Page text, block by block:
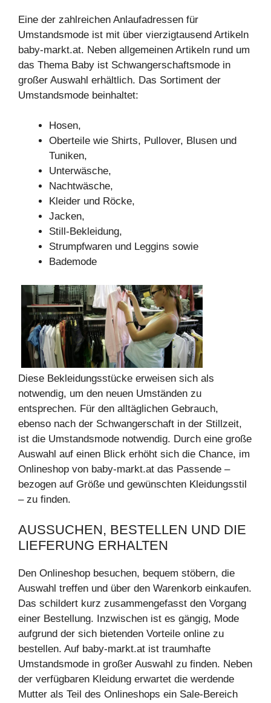
Eine der zahlreichen Anlaufadressen für
Umstandsmode ist mit über vierzigtausend Artikeln
baby-markt.at. Neben allgemeinen Artikeln rund um
das Thema Baby ist Schwangerschaftsmode in
großer Auswahl erhältlich. Das Sortiment der
Umstandsmode beinhaltet:
Hosen,
Oberteile wie Shirts, Pullover, Blusen und
Tuniken,
Unterwäsche,
Nachtwäsche,
Kleider und Röcke,
Jacken,
Still-Bekleidung,
Strumpfwaren und Leggins sowie
Bademode
Diese Bekleidungsstücke erweisen sich als
notwendig, um den neuen Umständen zu
entsprechen. Für den alltäglichen Gebrauch,
ebenso nach der Schwangerschaft in der Stillzeit,
ist die Umstandsmode notwendig. Durch eine große
Auswahl auf einen Blick erhöht sich die Chance, im
Onlineshop von baby-markt.at das Passende –
bezogen auf Größe und gewünschten Kleidungsstil
– zu finden.
AUSSUCHEN, BESTELLEN UND DIE
LIEFERUNG ERHALTEN
Den Onlineshop besuchen, bequem stöbern, die
Auswahl treffen und über den Warenkorb einkaufen.
Das schildert kurz zusammengefasst den Vorgang
einer Bestellung. Inzwischen ist es gängig, Mode
aufgrund der sich bietenden Vorteile online zu
bestellen. Auf baby-markt.at ist traumhafte
Umstandsmode in großer Auswahl zu finden. Neben
der verfügbaren Kleidung erwartet die werdende
Mutter als Teil des Onlineshops ein Sale-Bereich